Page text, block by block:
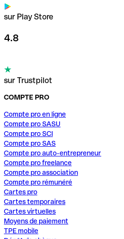
sur Play Store
4.8
sur Trustpilot
COMPTE PRO
Compte pro en ligne
Compte pro SASU
Compte pro SCI
Compte pro SAS
Compte pro auto-entrepreneur
Compte pro freelance
Compte pro association
Compte pro rémunéré
Cartes pro
Cartes temporaires
Cartes virtuelles
Moyens de paiement
TPE mobile